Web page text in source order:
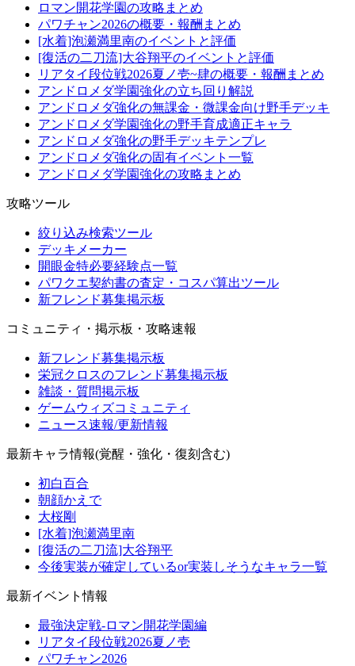
ロマン開花学園の攻略まとめ
パワチャン2026の概要・報酬まとめ
[水着]泡瀬満里南のイベントと評価
[復活の二刀流]大谷翔平のイベントと評価
リアタイ段位戦2026夏ノ壱~肆の概要・報酬まとめ
アンドロメダ学園強化の立ち回り解説
アンドロメダ強化の無課金・微課金向け野手デッキ
アンドロメダ学園強化の野手育成適正キャラ
アンドロメダ強化の野手デッキテンプレ
アンドロメダ強化の固有イベント一覧
アンドロメダ学園強化の攻略まとめ
攻略ツール
絞り込み検索ツール
デッキメーカー
開眼金特必要経験点一覧
パワクエ契約書の査定・コスパ算出ツール
新フレンド募集掲示板
コミュニティ・掲示板・攻略速報
新フレンド募集掲示板
栄冠クロスのフレンド募集掲示板
雑談・質問掲示板
ゲームウィズコミュニティ
ニュース速報/更新情報
最新キャラ情報(覚醒・強化・復刻含む)
初白百合
朝顔かえで
大桜剛
[水着]泡瀬満里南
[復活の二刀流]大谷翔平
今後実装が確定しているor実装しそうなキャラ一覧
最新イベント情報
最強決定戦-ロマン開花学園編
リアタイ段位戦2026夏ノ壱
パワチャン2026